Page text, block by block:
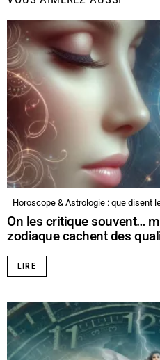
Horoscope & Astrologie : que disent
On les critique souvent…
zodiaque cachent des
LIRE